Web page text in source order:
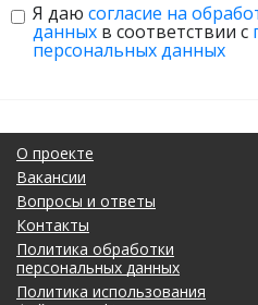
Я даю согласие на
данных в соответствии с
персональных данных
О проекте
Вакансии
Вопросы и ответы
Контакты
Политика обработки
персональных данных
Политика использования